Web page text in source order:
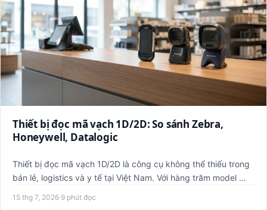
Thiết bị đọc mã vạch 1D/2D: So sánh Zebra,
Honeywell, Datalogic
Thiết bị đọc mã vạch 1D/2D là công cụ không thể thiếu trong
bán lẻ, logistics và y tế tại Việt Nam. Với hàng trăm model …
15 thg 7, 2026·9 phút đọc